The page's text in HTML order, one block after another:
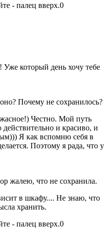
- палец вверх.0
Уже который день хочу тебе
Почему не сохранилось?
Честно. Мой путь
действительно и красиво, и
Я как вспомню себя в
Поэтому я рада, что у
жалею, что не сохранила.
в шкафу.... Не знаю, что
хранить.
- палец вверх.0